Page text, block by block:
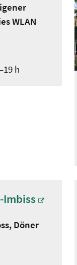
WLAN
h
Imbiss
Döner